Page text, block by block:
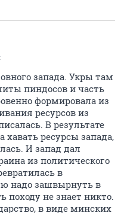
запада. Укры там
пиндосов и часть
формировала из
ресурсов из
В результате
хавать ресурсы запада,
И запад дал
из политического
в
надо зашвырнуть в
походу не знает никто.
в виде минских